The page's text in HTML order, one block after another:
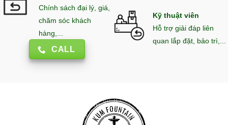
Chính sách đại lý, giá,
chăm sóc khách
hàng,...
CALL
Kỹ thuật viên
Hỗ trợ giải đáp liên
quan lắp đặt, bảo trì,...